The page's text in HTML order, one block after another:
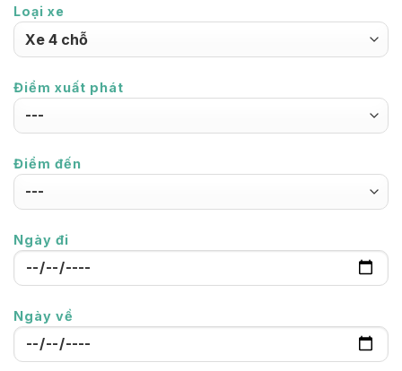
Loại xe
Điểm xuất phát
Điểm đến
Ngày đi
Ngày về